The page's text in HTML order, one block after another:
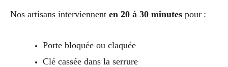
Nos artisans interviennent en 20 à 30 minutes pour :
Porte bloquée ou claquée
Clé cassée dans la serrure